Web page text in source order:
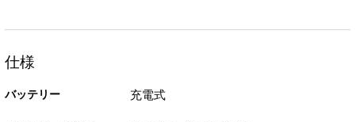
仕様
バッテリー 充電式